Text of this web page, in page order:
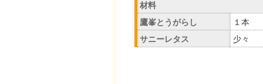
材料
鷹峯とうがらし
１本
サニーレタス
少々